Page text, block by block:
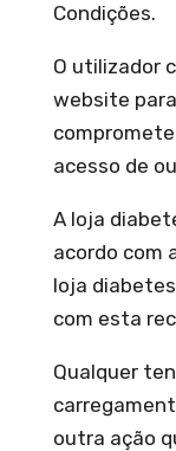
Condições.
O utilizador
website
acesso de
A loja
acordo com
loja
com esta
Qualquer
outra ação